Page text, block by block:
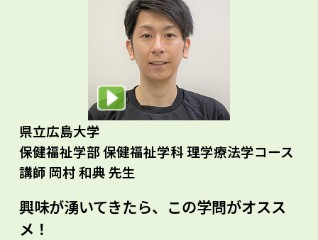
県立広島大学
保健福祉学部 保健福祉学科 理学療法学コース
講師 岡村 和典 先生
興味が湧いてきたら、この学問がオスス
メ！